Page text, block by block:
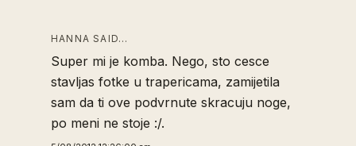
HANNA SAID…
Super mi je komba. Nego, sto cesce
stavljas fotke u trapericama, zamijetila
sam da ti ove podvrnute skracuju noge,
po meni ne stoje :/.